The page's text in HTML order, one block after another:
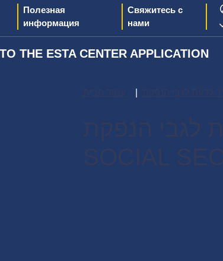
Полезная
информация
Свяжитесь с
нами
THE ESTA CENTER APPLICATION